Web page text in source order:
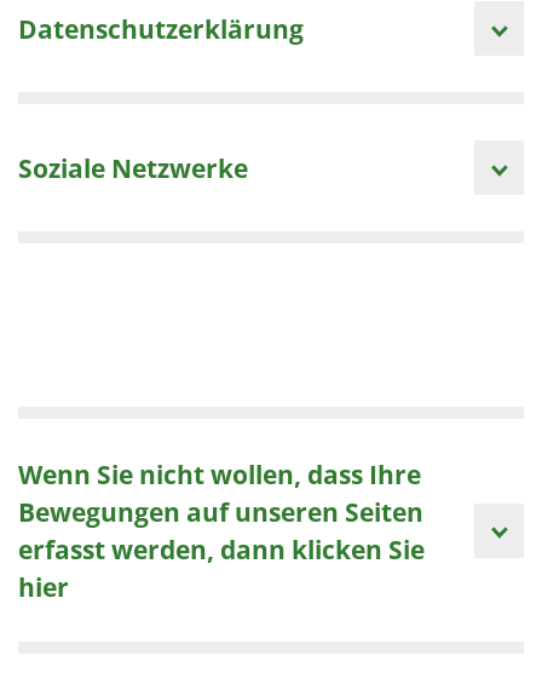
Datenschutzerklärung
Soziale Netzwerke
Wenn Sie nicht wollen, dass Ihre
Bewegungen auf unseren Seiten
erfasst werden, dann klicken Sie
hier